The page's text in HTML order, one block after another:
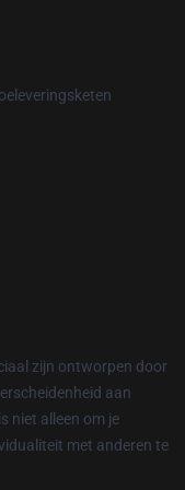
zijn ontworpen door
aan
niet alleen om je
met anderen te